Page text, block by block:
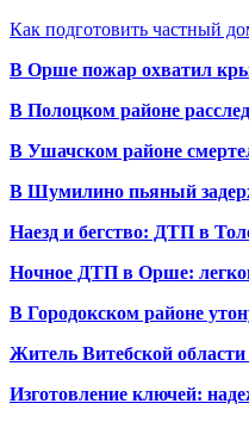
Как подготовить частный
В Орше пожар охватил
В Полоцком районе
В Ушачском районе
В Шумилино пьяный
Наезд и бегство: ДТП в
Ночное ДТП в Орше:
В Городокском районе
Житель Витебской
Изготовление ключей: